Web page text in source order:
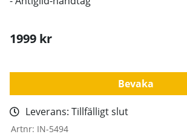
1999 kr
Bevaka
Leverans: Tillfälligt slut
Artnr: IN-5494